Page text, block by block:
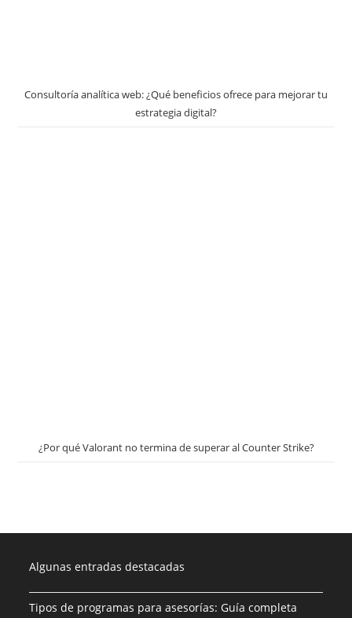
Consultoría analítica web: ¿Qué beneficios ofrece para mejorar tu
estrategia digital?
¿Por qué Valorant no termina de superar al Counter Strike?
Algunas entradas destacadas
Tipos de programas para asesorías: Guía completa